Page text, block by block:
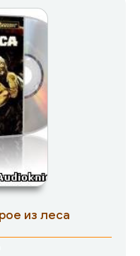
полвека безбедно
оставила в
колье,
и домик на
и старинную
вокруг дома в
наследников
сокровища?..
из леса